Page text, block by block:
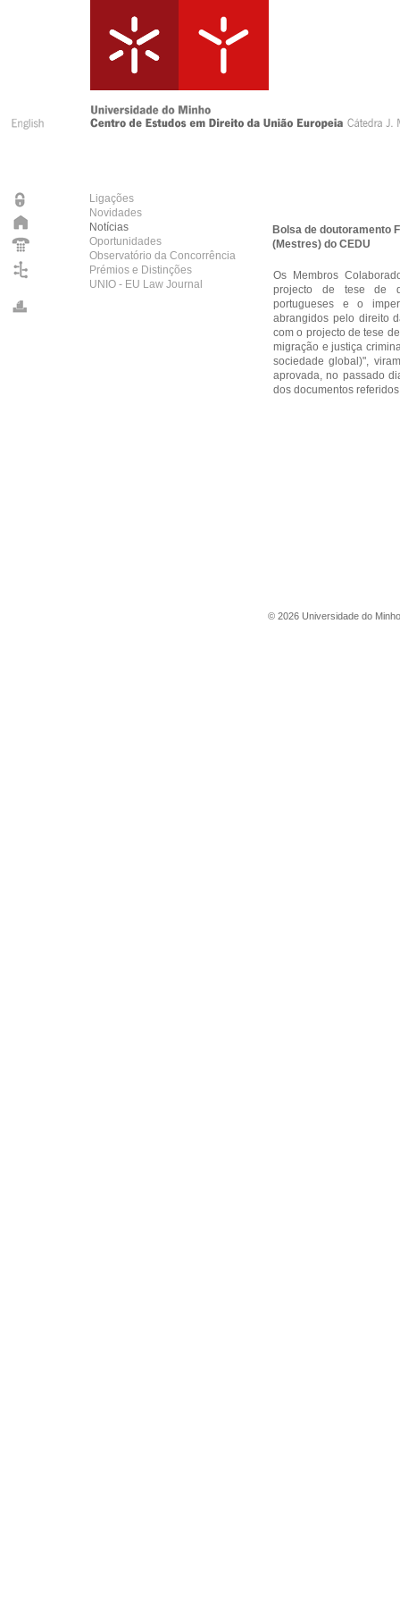
Ligações
Novidades
Notícias
Oportunidades
Observatório da Concorrência
Prémios e Distinções
UNIO - EU Law Journal
Bolsa de doutoramento
(Mestres) do CEDU
Os Membros
projecto de tese de
portugueses e o
abrangidos pelo direito
com o projecto de tese
migração e justiça
sociedade global)",
aprovada, no passado
dos documentos
© 2026 Universidade do